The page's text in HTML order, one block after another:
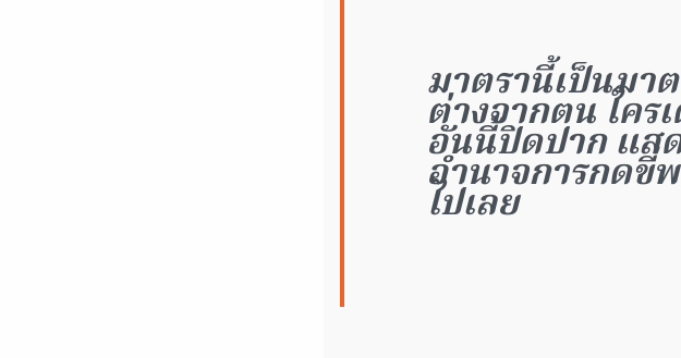
มาตรานี้เป็นมา
ต่างจากตน ใคร
อันนี้ปิดปาก แส
อำนาจการกดขี่
ไปเลย